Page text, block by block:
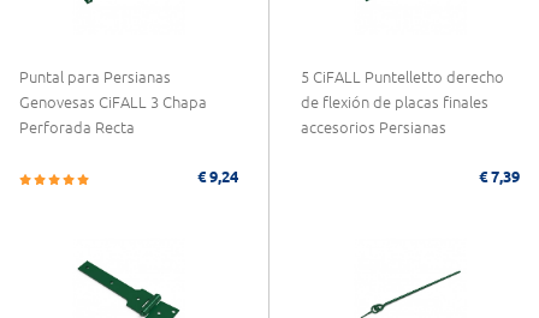
Puntal para Persianas
Genovesas CiFALL 3 Chapa
Perforada Recta
€ 9,24
5 CiFALL Puntelletto derecho
de flexión de placas finales
accesorios Persianas
€ 7,39